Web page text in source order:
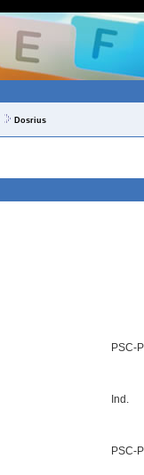
Dosrius
PSC-
Ind.
PSC-